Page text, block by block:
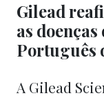
Gilead
as
Português
A Gilead